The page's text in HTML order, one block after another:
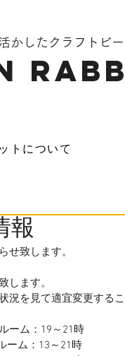
かしたクラフトビ
トについて
報
せ致します。
します。
を見て適宜変更するこ
ーム：19～21時
ルーム：13～21時